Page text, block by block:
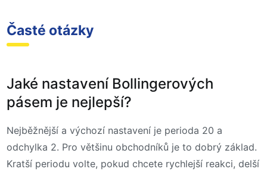
Časté otázky
Jaké nastavení Bollingerových
pásem je nejlepší?
Nejběžnější a výchozí nastavení je perioda 20 a
odchylka 2. Pro většinu obchodníků je to dobrý základ.
Kratší periodu volte, pokud chcete rychlejší reakci, delší